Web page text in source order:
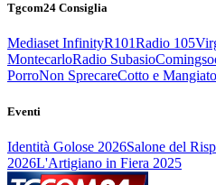
Tgcom24 Consiglia
Mediaset InfinityR101Radio 105
MontecarloRadio Subasio
PorroNon SprecareCotto e Mangiato
Eventi
Identità Golose 2026Salone del
2026L'Artigiano in Fiera 2025